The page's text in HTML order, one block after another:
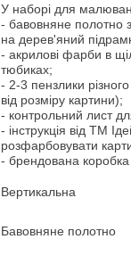
У наборі для
- бавовняне полотно
на дерев'яний
- акрилові фарби в
тюбиках;
- 2-3 пензлики
від розміру картини);
- контрольний лист
- інструкція від ТМ
розфарбовувати
- брендована коробка
Вертикальна
Бавовняне полотно